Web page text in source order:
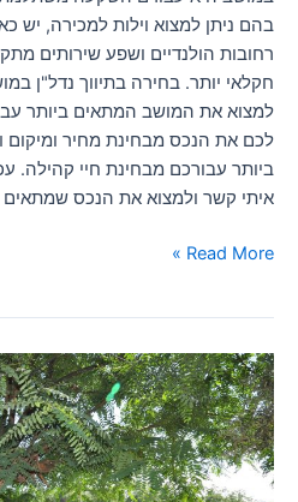
בהם ניתן למצוא וילות למכירה, יש
רחובות הולנדיים ושפע שירותים
חקלאי יותר. בחירה בתיווך נדל"ן
למצוא את המושב המתאים ביותר
לכם את הנכס מבחינת מחיר ומיקום
ביותר עבורכם מבחינת חיי קהילה.
איתי קשר ולמצוא את הנכס
Read More »
לא
עוזב
את
העיר?
דווקא